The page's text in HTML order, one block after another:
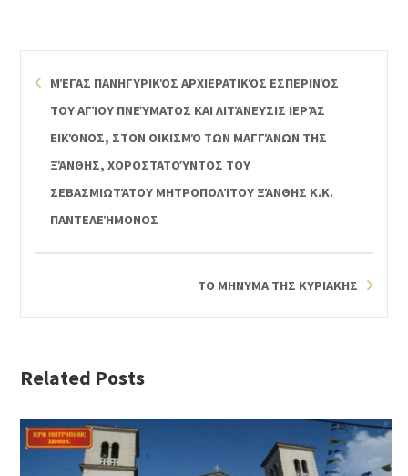
ΜΈΓΑΣ ΠΑΝΗΓΥΡΙΚΌΣ ΑΡΧΙΕΡΑΤΙΚΌΣ ΕΣΠΕΡΙΝΌΣ
ΤΟΥ ΑΓΊΟΥ ΠΝΕΎΜΑΤΟΣ ΚΑΙ ΛΙΤΆΝΕΥΣΙΣ ΙΕΡΆΣ
ΕΙΚΌΝΟΣ, ΣΤΟΝ ΟΙΚΙΣΜΌ ΤΩΝ ΜΑΓΓΆΝΩΝ ΤΗΣ
ΞΆΝΘΗΣ, ΧΟΡΟΣΤΑΤΟΎΝΤΟΣ ΤΟΥ
ΣΕΒΑΣΜΙΩΤΆΤΟΥ ΜΗΤΡΟΠΟΛΊΤΟΥ ΞΆΝΘΗΣ Κ.Κ.
ΠΑΝΤΕΛΕΉΜΟΝΟΣ
ΤΟ ΜΗΝΥΜΑ ΤΗΣ ΚΥΡΙΑΚΗΣ
Related Posts